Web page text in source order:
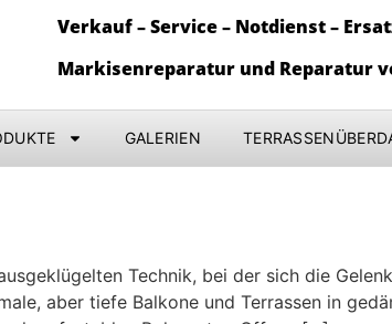
Verkauf – Service – Notdienst –
Markisenreparatur und Reparatur
GALERIEN
Technik, bei der sich die
aber tiefe Balkone und Terrassen in